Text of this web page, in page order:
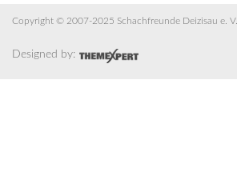
Copyright © 2007-2025 Schachfreunde Deizisau e. V.
Designed by: